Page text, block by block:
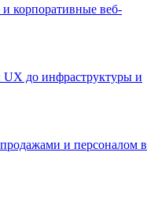
корпоративные веб-
UX до инфраструктуры и
и персоналом в